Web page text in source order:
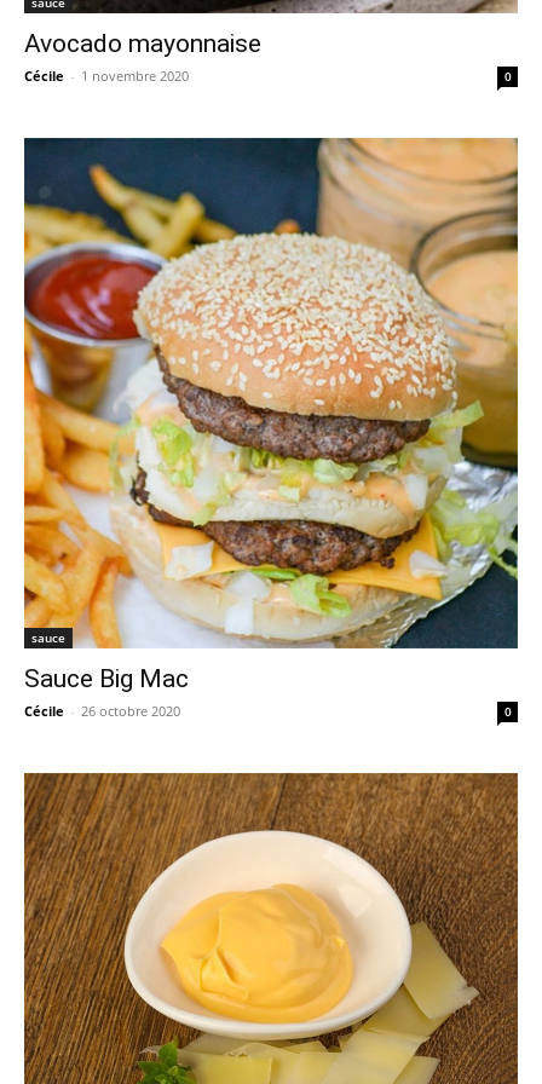
Avocado mayonnaise
Cécile - 1 novembre 2020 0
sauce
Sauce Big Mac
Cécile - 26 octobre 2020 0